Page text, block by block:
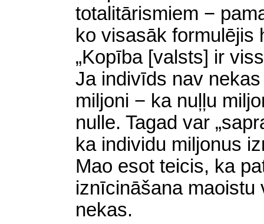
totalitārismiem −
ko visasāk formulējis
„Kopība [valsts] ir
Ja indivīds nav
miljoni − ka nuļļu
nulle. Tagad var
ka individu miljonus
Mao esot teicis, ka
iznīcināšana maoistu
nekas.